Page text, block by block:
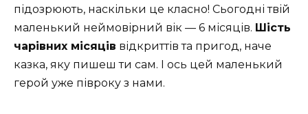
підозрюють, наскільки це класно! Сьогодні твій
маленький неймовірний вік — 6 місяців. Шість
чарівних місяців відкриттів та пригод, наче
казка, яку пишеш ти сам. І ось цей маленький
герой уже півроку з нами.